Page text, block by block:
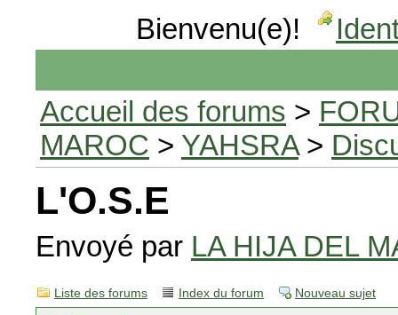
Bienvenu(e)!
Accueil des forums >
MAROC > YAHSRA>
L'O.S.E
Envoyé par LA HIJA DEL
Liste des forums Index du forum Nouveau sujet